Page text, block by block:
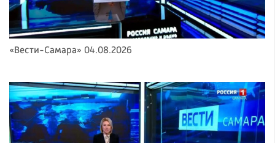
«Вести-Самара» 04.08.2026